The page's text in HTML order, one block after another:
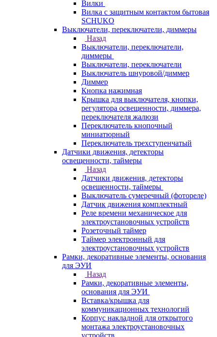
Вилки
Вилка с защитным контактом бытовая
SCHUKO
Выключатели, переключатели, диммеры
Назад
Выключатели, переключатели,
диммеры
Выключатели, переключатели
Выключатель шнуровой/диммер
Диммер
Кнопка нажимная
Крышка для выключателя, кнопки,
регулятора освещенности, диммера,
переключателя жалюзи
Переключатель кнопочный
миниатюрный
Переключатель трехступенчатый
Датчики движения, детекторы
освещенности, таймеры
Назад
Датчики движения, детекторы
освещенности, таймеры
Выключатель сумеречный (фотореле)
Датчик движения комплектный
Реле времени механическое для
электроустановочных устройств
Розеточный таймер
Таймер электронный для
электроустановочных устройств
Рамки, декоративные элементы, основания
для ЭУИ
Назад
Рамки, декоративные элементы,
основания для ЭУИ
Вставка/крышка для
коммуникационных технологий
Корпус накладной для открытого
монтажа электроустановочных
устройств